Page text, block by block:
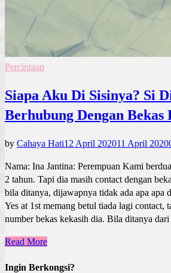
Percintaan
Siapa Aku Di Sisinya? Si
Berhubung Dengan Bekas
by Cahaya Hati12 April 202011 April 2020
Nama: Ina Jantina: Perempuan Kami
2 tahun. Tapi dia masih contact dengan
bila ditanya, dijawapnya tidak ada apa apa
Yes at 1st memang betul tiada lagi contact,
number bekas kekasih dia. Bila ditanya
Read More
Ingin Berkongsi?